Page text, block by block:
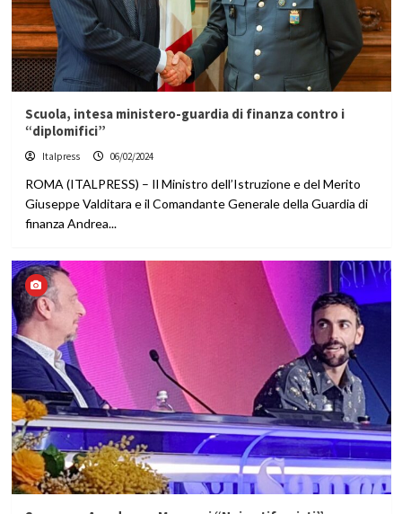
Scuola, intesa ministero-guardia di finanza contro i
“diplomifici”
Italpress 06/02/2024
ROMA (ITALPRESS) – Il Ministro dell’Istruzione e del Merito
Giuseppe Valditara e il Comandante Generale della Guardia di
finanza Andrea...